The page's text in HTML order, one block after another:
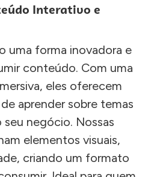
Interativo e
uma forma inovadora e
conteúdo. Com uma
eles oferecem
aprender sobre temas
negócio. Nossas
elementos visuais,
criando um formato